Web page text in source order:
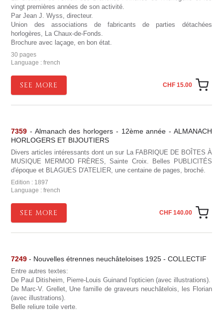
vingt premières années de son activité.
Par Jean J. Wyss, directeur.
Union des associations de fabricants de parties détachées
horlogères, La Chaux-de-Fonds.
Brochure avec laçage, en bon état.
30 pages
Language : french
SEE MORE CHF 15.00
7359 - Almanach des horlogers - 12ème année - ALMANACH
HORLOGERS ET BIJOUTIERS
Divers articles intéressants dont un sur La FABRIQUE DE BOÎTES À
MUSIQUE MERMOD FRÈRES, Sainte Croix. Belles PUBLICITÉS
d'époque et BLAGUES D'ATELIER, une centaine de pages, broché.
Edition : 1897
Language : french
SEE MORE CHF 140.00
7249 - Nouvelles étrennes neuchâteloises 1925 - COLLECTIF
Entre autres textes:
De Paul Ditisheim, Pierre-Louis Guinand l'opticien (avec illustrations).
De Marc-V. Grellet, Une famille de graveurs neuchâtelois, les Florian
(avec illustrations).
Belle reliure toile verte.